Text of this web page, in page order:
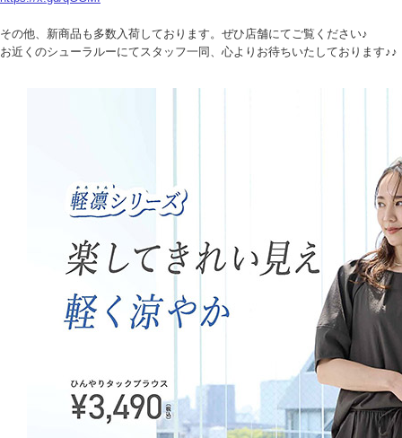
その他、新商品も多数入荷しております。ぜひ店舗にてご覧ください♪
お近くのシューラルーにてスタッフ一同、心よりお待ちいたしております♪♪